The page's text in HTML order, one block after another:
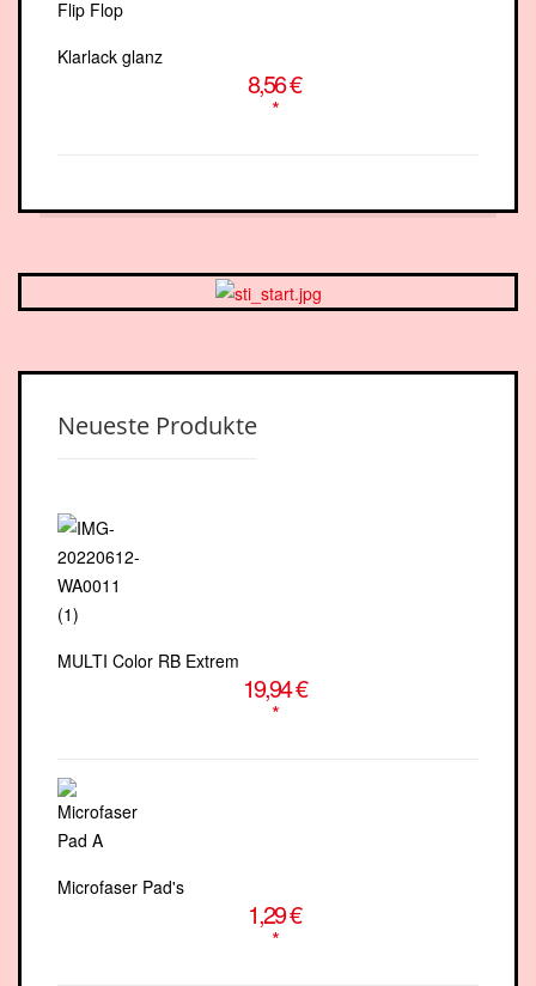
Klarlack glanz
8,56 €
*
Neueste Produkte
MULTI Color RB Extrem
19,94 €
*
Microfaser Pad's
1,29 €
*